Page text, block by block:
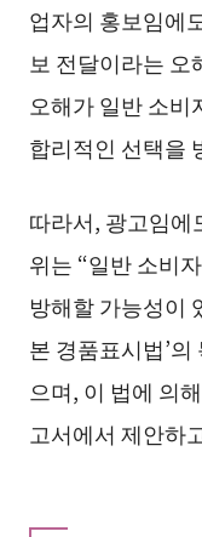
업자의 홍보임에
보 전달이라는
오해가 일반 소비
합리적인 선택을
따라서, 광고임에
위는 “일반 소비
방해할 가능성이
본 경품표시법’
으며, 이 법에 의
고서에서 제안하